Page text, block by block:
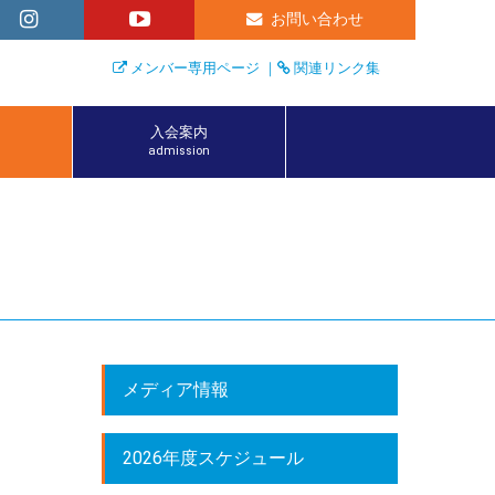
お問い合わせ
メンバー専用ページ ｜ 関連リンク集
入会案内
admission
メディア情報
2026年度スケジュール